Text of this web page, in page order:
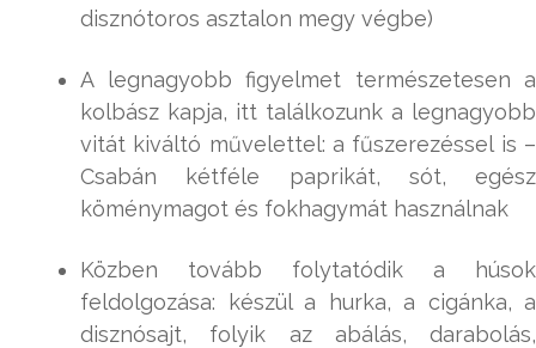
disznótoros asztalon megy végbe)
A legnagyobb figyelmet természetesen a
kolbász kapja, itt találkozunk a legnagyobb
vitát kiváltó művelettel: a fűszerezéssel is –
Csabán kétféle paprikát, sót, egész
köménymagot és fokhagymát használnak
Közben tovább folytatódik a húsok
feldolgozása: készül a hurka, a cigánka, a
disznósajt, folyik az abálás, darabolás,